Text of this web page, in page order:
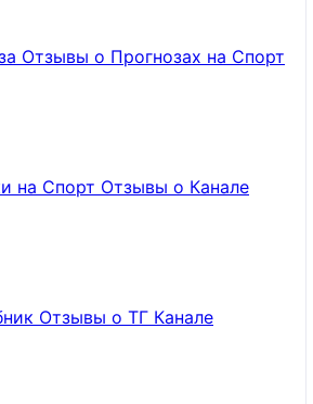
Отзывы о Прогнозах на Спорт
на Спорт Отзывы о Канале
Отзывы о ТГ Канале